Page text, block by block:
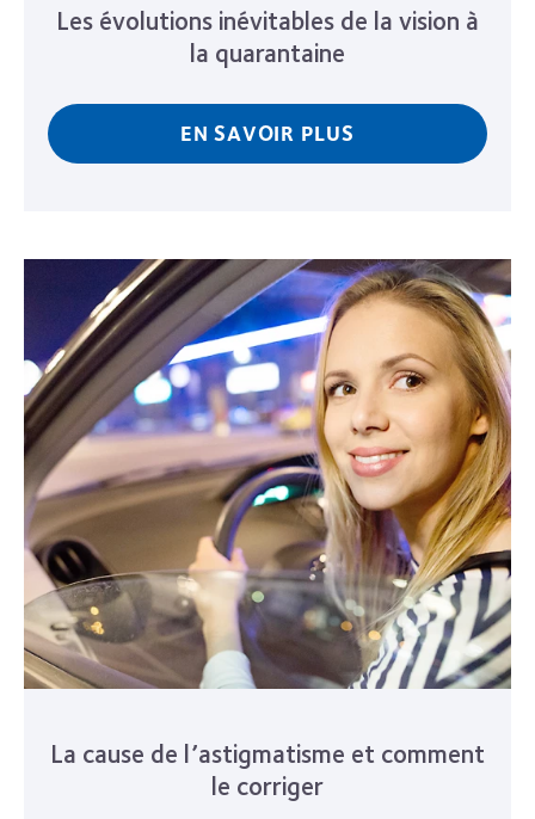
Les évolutions inévitables de la vision à
la quarantaine
EN SAVOIR PLUS
La cause de l’astigmatisme et comment
le corriger